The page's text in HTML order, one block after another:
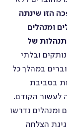
הזו שינתה
ומנהלים
של
ובלתי
במהלך כל
בסביבת
לעשור הקודם.
ומנהלים נדרשו
הצלחה